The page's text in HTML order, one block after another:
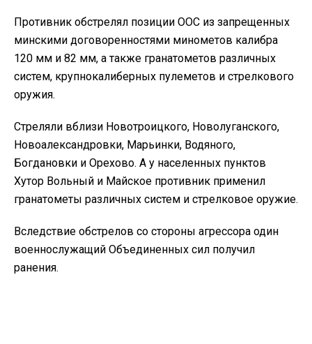
Противник обстрелял позиции ООС из запрещенных
минскими договоренностями минометов калибра
120 мм и 82 мм, а также гранатометов различных
систем, крупнокалиберных пулеметов и стрелкового
оружия.
Стреляли вблизи Новотроицкого, Новолуганского,
Новоалександровки, Марьинки, Водяного,
Богдановки и Орехово. А у населенных пунктов
Хутор Вольный и Майское противник применил
гранатометы различных систем и стрелковое оружие.
Вследствие обстрелов со стороны агрессора один
военнослужащий Объединенных сил получил
ранения.